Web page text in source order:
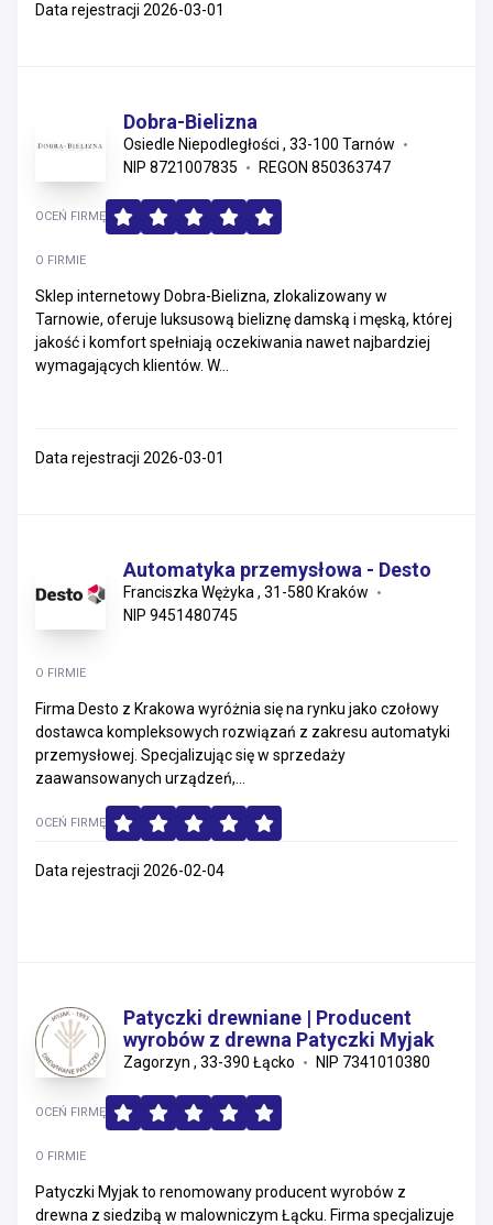
Data rejestracji 2026-03-01
Dobra-Bielizna
Osiedle Niepodległości , 33-100 Tarnów
NIP 8721007835
REGON 850363747
O FIRMIE
Sklep internetowy Dobra-Bielizna, zlokalizowany w
Tarnowie, oferuje luksusową bieliznę damską i męską, której
jakość i komfort spełniają oczekiwania nawet najbardziej
wymagających klientów. W...
OCEŃ FIRMĘ
Data rejestracji 2026-03-01
Automatyka przemysłowa - Desto
Franciszka Wężyka , 31-580 Kraków
NIP 9451480745
O FIRMIE
Firma Desto z Krakowa wyróżnia się na rynku jako czołowy
dostawca kompleksowych rozwiązań z zakresu automatyki
przemysłowej. Specjalizując się w sprzedaży
zaawansowanych urządzeń,...
OCEŃ FIRMĘ
Data rejestracji 2026-02-04
Patyczki drewniane | Producent
wyrobów z drewna Patyczki Myjak
Zagorzyn , 33-390 Łącko NIP 7341010380
O FIRMIE
Patyczki Myjak to renomowany producent wyrobów z
drewna z siedzibą w malowniczym Łącku. Firma specjalizuje
OCEŃ FIRMĘ